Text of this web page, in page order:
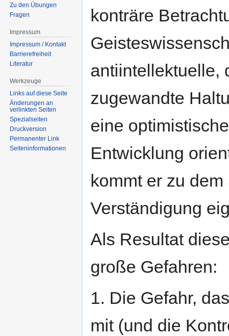
konträre
antiintellektuelle,
zugewandte
eine
Entwicklung
kommt er zu
Verständigung
Als Resultat
große Gefahren:
1. Die Gefahr,
mit (und die
Zu den Übungen
Fragen
Impressum
Impressum / Kontakt
Barrierefreiheit
Literatur
Werkzeuge
Links auf diese Seite
Änderungen an
verlinkten Seiten
Spezialseiten
Druckversion
Permanenter Link
Seiten­informationen